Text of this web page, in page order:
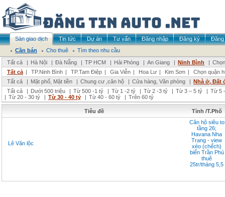
Sàn giao dịch Tin tức Dự án Tư vấn Đăng nhập Đăng ký
Đăng
Cần bán
Cho thuê
Tìm theo nhu cầu
Tất cả
| Hà Nội | Đà Nẵng | TP HCM | Hải Phòng | An Giang | Ninh Bình |
Tất cả | TP.Ninh Bình | TP.Tam Điệp | Gia Viễn | Hoa Lư | Kim Sơn |
Chọn quận
Tất cả
| Mặt phố, Mặt tiền | Chung cư ,căn hộ | Cửa hàng, Văn phòng | Nhà ở, Đất
Tất cả
| Dưới 500 triệu | Từ 500 -1 tỷ | Từ 1 -2 tỷ | Từ 2 -3 tỷ | Từ 3 – 5 tỷ | Từ 5
| Từ 20 - 30 tỷ | Từ 30 - 40 tỷ | Từ 40 - 60 tỷ | Trên 60 tỷ
Tiêu đề Tỉnh /T.Phố
Lê Văn lộc
Căn hộ siêu to
tầng 26;
Havana Nha
Trang - view
xéo (chếch)
biển Trần Phú
thuê
25tr/tháng 5,5